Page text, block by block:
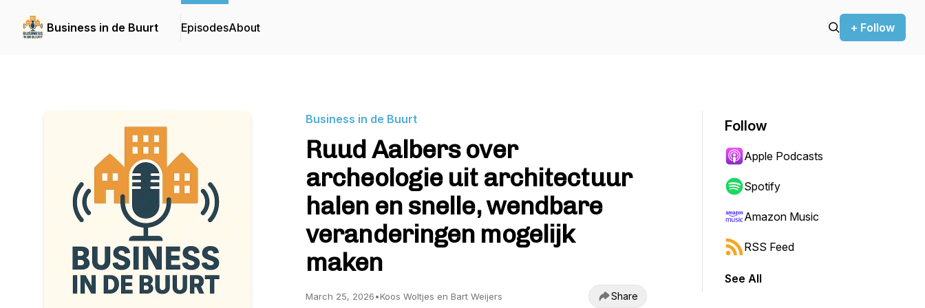
Business in de Buurt EpisodesAbout + Follow
Business in de Buurt
Ruud Aalbers over
archeologie uit architectuur
halen en snelle, wendbare
veranderingen mogelijk
maken
March 25, 2026•Koos Woltjes en Bart Weijers Share
Follow
Apple Podcasts
Spotify
Amazon Music
RSS Feed
See All